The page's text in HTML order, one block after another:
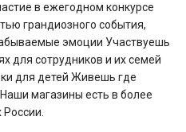
в ежегодном конкурсе
грандиозного события,
эмоции Участвуешь
для сотрудников и их семей
для детей Живешь где
магазины есть в более